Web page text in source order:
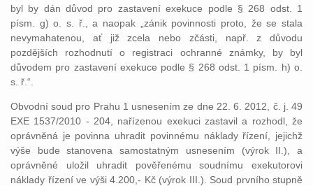
byl by dán důvod pro zastavení exekuce podle § 268 odst. 1
písm. g) o. s. ř., a naopak „zánik povinnosti proto, že se stala
nevymahatenou, ať již zcela nebo zčásti, např. z důvodu
pozdějších rozhodnutí o registraci ochranné známky, by byl
důvodem pro zastavení exekuce podle § 268 odst. 1 písm. h) o.
s. ř.“.
Obvodní soud pro Prahu 1 usnesením ze dne 22. 6. 2012, č. j. 49
EXE 1537/2010 - 204, nařízenou exekuci zastavil a rozhodl, že
oprávněná je povinna uhradit povinnému náklady řízení, jejichž
výše bude stanovena samostatným usnesením (výrok II.), a
oprávněné uložil uhradit pověřenému soudnímu exekutorovi
náklady řízení ve výši 4.200,- Kč (výrok III.). Soud prvního stupně